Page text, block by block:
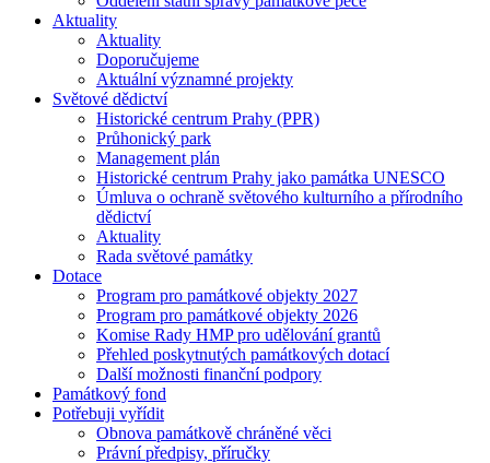
Aktuality
Aktuality
Doporučujeme
Aktuální významné projekty
Světové dědictví
Historické centrum Prahy (PPR)
Průhonický park
Management plán
Historické centrum Prahy jako památka UNESCO
Úmluva o ochraně světového kulturního a přírodního
dědictví
Aktuality
Rada světové památky
Dotace
Program pro památkové objekty 2027
Program pro památkové objekty 2026
Komise Rady HMP pro udělování grantů
Přehled poskytnutých památkových dotací
Další možnosti finanční podpory
Památkový fond
Potřebuji vyřídit
Obnova památkově chráněné věci
Právní předpisy, příručky